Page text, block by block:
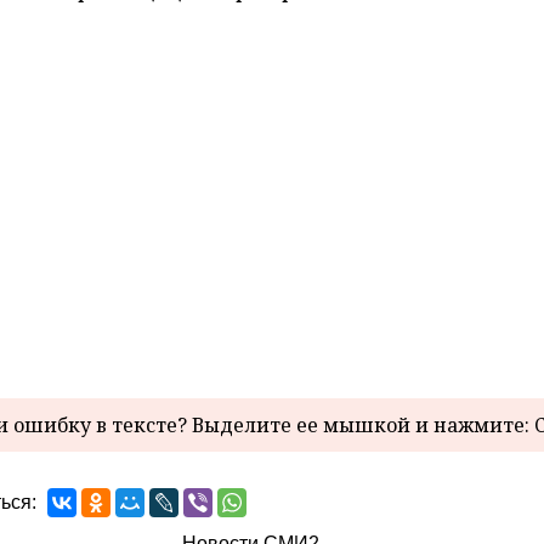
в тексте? Выделите ее мышкой и нажмите: